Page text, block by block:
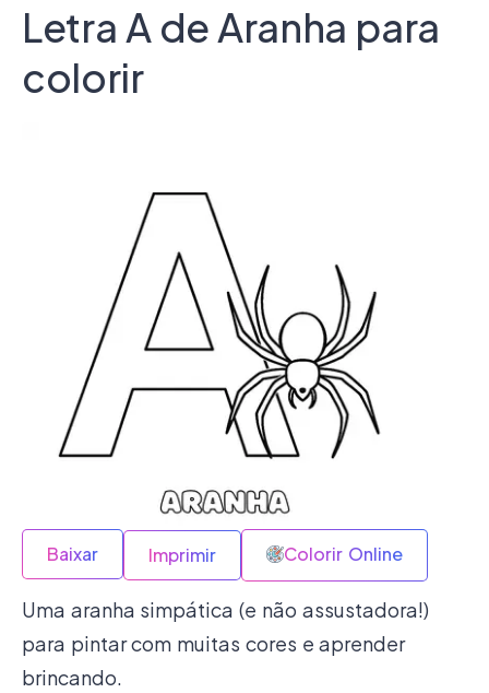
Letra A de Aranha para
colorir
Baixar Imprimir Colorir Online
Uma aranha simpática (e não assustadora!)
para pintar com muitas cores e aprender
brincando.